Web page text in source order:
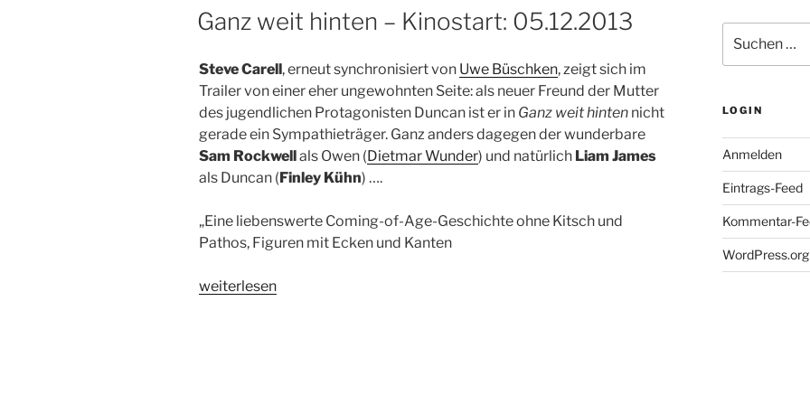
AM
Ganz weit hinten – Kinostart: 05.12.2013
Steve Carell, erneut synchronisiert von Uwe Büschken, zeigt sich im
Trailer von einer eher ungewohnten Seite: als neuer Freund der Mutter
des jugendlichen Protagonisten Duncan ist er in Ganz weit hinten nicht
gerade ein Sympathieträger. Ganz anders dagegen der wunderbare
Sam Rockwellals Owen (Dietmar Wunder) und natürlich Liam James
als Duncan (Finley Kühn) ….
„Eine liebenswerte Coming-of-Age-Geschichte ohne Kitsch und
Pathos, Figuren mit Ecken und Kanten
„Ganz
weiterlesen
nach:
LOGIN
Anmelden
Eintrags-Feed
Kommentar-
WordPress.org